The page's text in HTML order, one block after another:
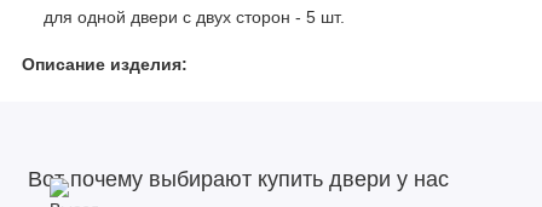
для одной двери с двух сторон - 5 шт.
Описание изделия:
Толщина полотна: 38 мм.
Вот почему выбирают купить двери у нас